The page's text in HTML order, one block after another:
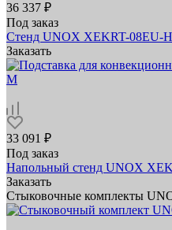
36 337 ₽
Под заказ
Стенд UNOX XEKRT-08EU-
Заказать
33 091 ₽
Под заказ
Напольный стенд UNOX
Заказать
Стыковочные комплекты